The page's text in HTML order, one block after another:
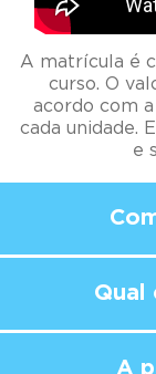
A matrícula é
curso. O
acordo com
cada unidade.
e
Qual
A